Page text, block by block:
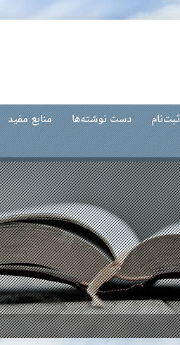
ثبت‌نام دست نوشته‌ها منابع مفید